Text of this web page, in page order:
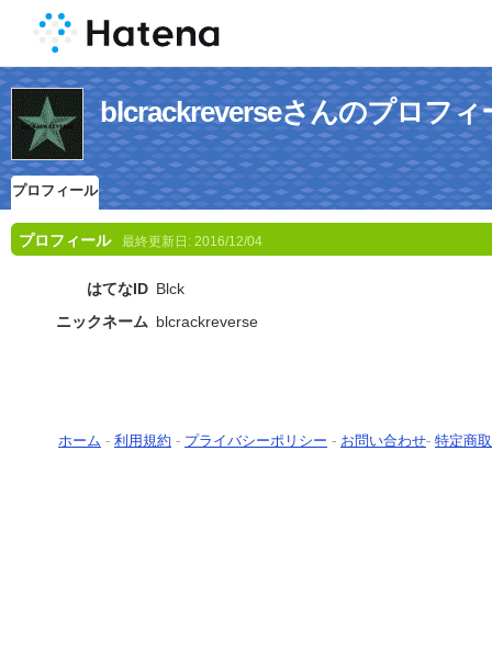
blcrackreverseさんのプロフィ
プロフィール
プロフィール 最終更新日: 2016/12/04
はてなID Blck
ニックネーム blcrackreverse
ホーム - 利用規約 - プライバシーポリシー - お問い合わせ- 特定商